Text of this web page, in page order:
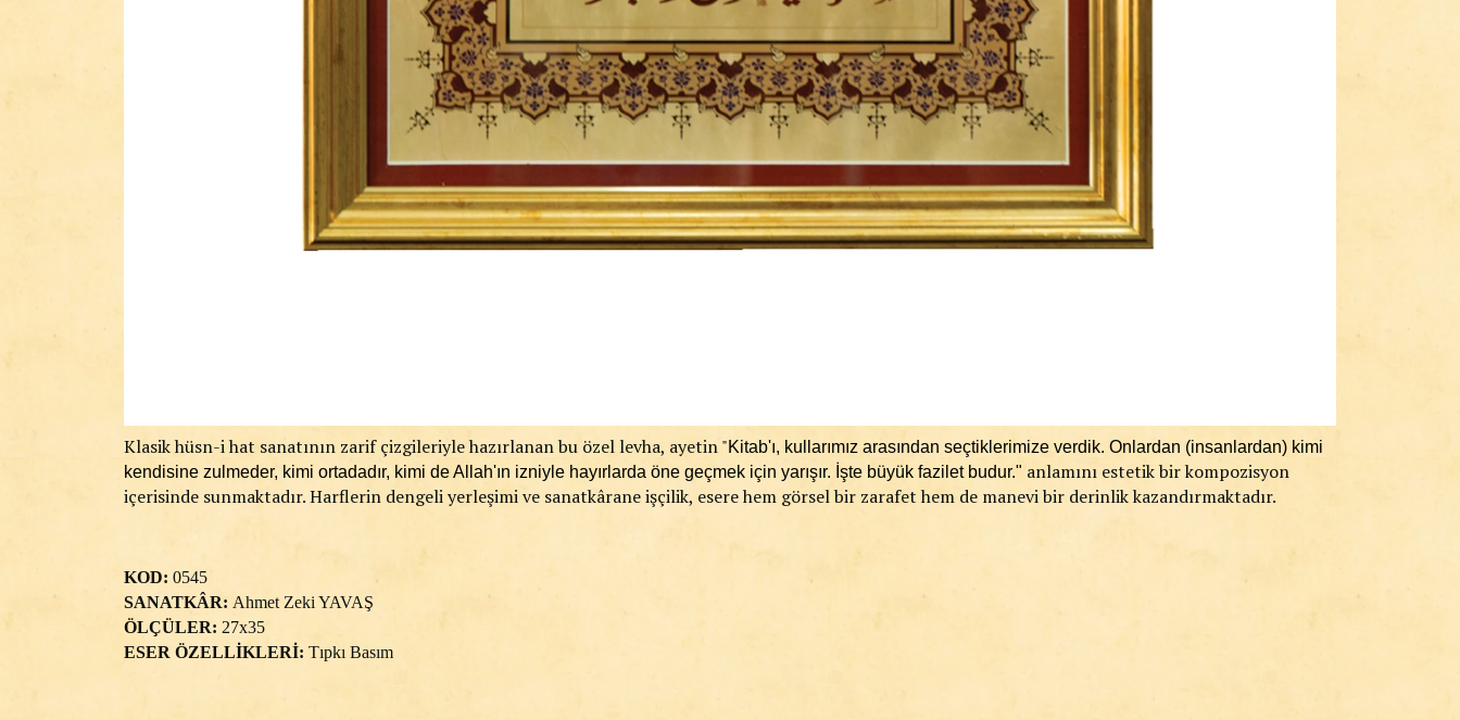
Klasik hüsn-i hat sanatının zarif çizgileriyle hazırlanan bu özel levha, ayetin "Kitab'ı, kullarımız arasından seçtiklerimize verdik. Onlardan (insanlardan) kimi
kendisine zulmeder, kimi ortadadır, kimi de Allah'ın izniyle hayırlarda öne geçmek için yarışır. İşte büyük fazilet budur." anlamını estetik bir kompozisyon
içerisinde sunmaktadır. Harflerin dengeli yerleşimi ve sanatkârane işçilik, esere hem görsel bir zarafet hem de manevi bir derinlik kazandırmaktadır.
KOD: 0545
SANATKÂR: Ahmet Zeki YAVAŞ
ÖLÇÜLER: 27x35
ESER ÖZELLİKLERİ: Tıpkı Basım